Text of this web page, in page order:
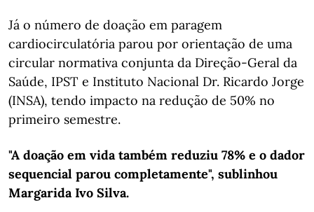
Já o número de doação em paragem
cardiocirculatória parou por orientação de uma
circular normativa conjunta da Direção-Geral da
Saúde, IPST e Instituto Nacional Dr. Ricardo Jorge
(INSA), tendo impacto na redução de 50% no
primeiro semestre.
"A doação em vida também reduziu 78% e o dador
sequencial parou completamente", sublinhou
Margarida Ivo Silva.